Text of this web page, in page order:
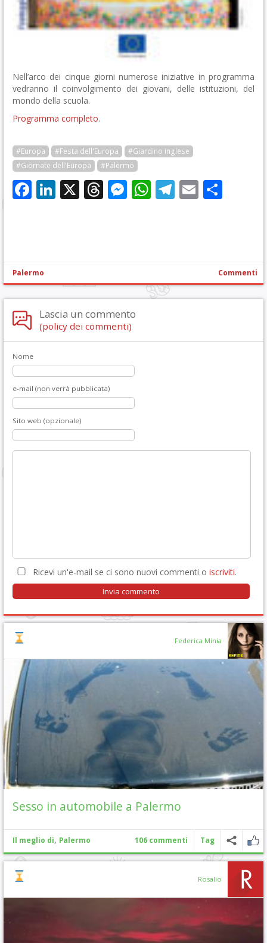
Nell’arco dei cinque giorni numerose iniziative in programma
vedranno il coinvolgimento dei giovani, delle istituzioni, del
mondo della scuola.
Programma completo.
#Europa #Festa dell'Europa
#Giardino inglese
#Giornate dell'Europa
#Palermo
Facebook
LinkedIn
X Threads
Messenger
WhatsApp
Telegram
Email
Palermo Commenti
Lascia un commento
(policy dei commenti)
Nome
e-mail (non verrà pubblicata)
Sito web (opzionale)
Ricevi un'e-mail se ci sono nuovi commenti o iscriviti.
Federica Minia
Sesso in automobile a Palermo
Il meglio di, Palermo 106 commenti Tag
Rosalio